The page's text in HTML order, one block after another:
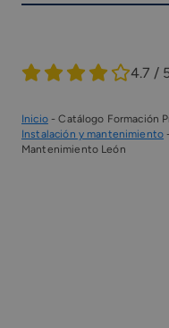
4.7 /
Inicio-Catálogo Formación
Instalación y mantenimiento
Mantenimiento León